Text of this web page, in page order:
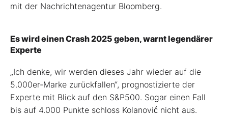
mit der Nachrichtenagentur Bloomberg.
Es wird einen Crash 2025 geben, warnt legendärer
Experte
„Ich denke, wir werden dieses Jahr wieder auf die
5.000er-Marke zurückfallen“, prognostizierte der
Experte mit Blick auf den S&P500. Sogar einen Fall
bis auf 4.000 Punkte schloss Kolanović nicht aus.